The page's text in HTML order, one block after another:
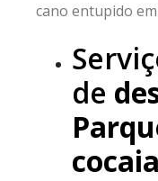
cano entupido
de
cocaia